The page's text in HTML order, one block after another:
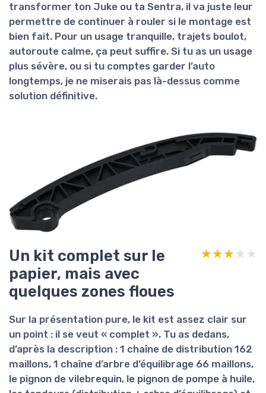
transformer ton Juke ou ta Sentra, il va juste leur
permettre de continuer à rouler si le montage est
bien fait. Pour un usage tranquille, trajets boulot,
autoroute calme, ça peut suffire. Si tu as un usage
plus sévère, ou si tu comptes garder l’auto
longtemps, je ne miserais pas là-dessus comme
solution définitive.
Un kit complet sur le
papier, mais avec
quelques zones floues
★★★★★
★★★★★
Sur la présentation pure, le kit est assez clair sur
un point : il se veut « complet ». Tu as dedans,
d’après la description : 1 chaîne de distribution 162
maillons, 1 chaîne d’arbre d’équilibrage 66 maillons,
le pignon de vilebrequin, le pignon de pompe à huile,